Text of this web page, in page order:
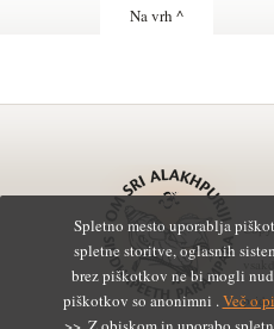
Na vrh ^
Spletno mesto uporablja
spletne storitve, oglasnih
brez piškotkov ne bi mogli
piškotkov so anonimni .Več o